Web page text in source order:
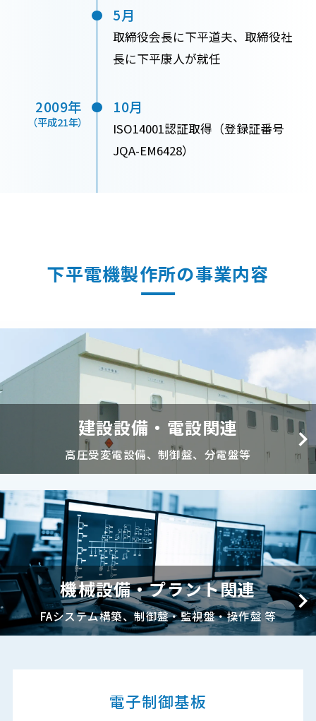
5月
取締役会長に下平道夫、取締役社
長に下平康人が就任
2009年
（平成21年）
10月
ISO14001認証取得（登録証番号
JQA-EM6428）
下平電機製作所の事業内容
建設設備・電設関連
高圧受変電設備、制御盤、分電盤等
機械設備・プラント関連
FAシステム構築、制御盤・監視盤・操作盤 等
電子制御基板